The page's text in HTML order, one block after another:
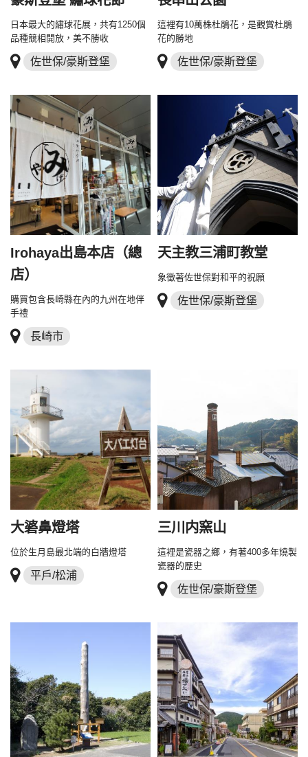
日本最大的繡球花展，共有1250個
品種競相開放，美不勝收
佐世保/豪斯登堡
這裡有10萬株杜鵑花，是觀賞杜鵑
花的勝地
佐世保/豪斯登堡
Irohaya出島本店（總
店）
購買包含長崎縣在內的九州在地伴
手禮
長崎市
天主教三浦町教堂
象徵著佐世保對和平的祝願
佐世保/豪斯登堡
大碆鼻燈塔
位於生月島最北端的白牆燈塔
平戶/松浦
三川内窯山
這裡是瓷器之鄉，有著400多年燒製
瓷器的歷史
佐世保/豪斯登堡